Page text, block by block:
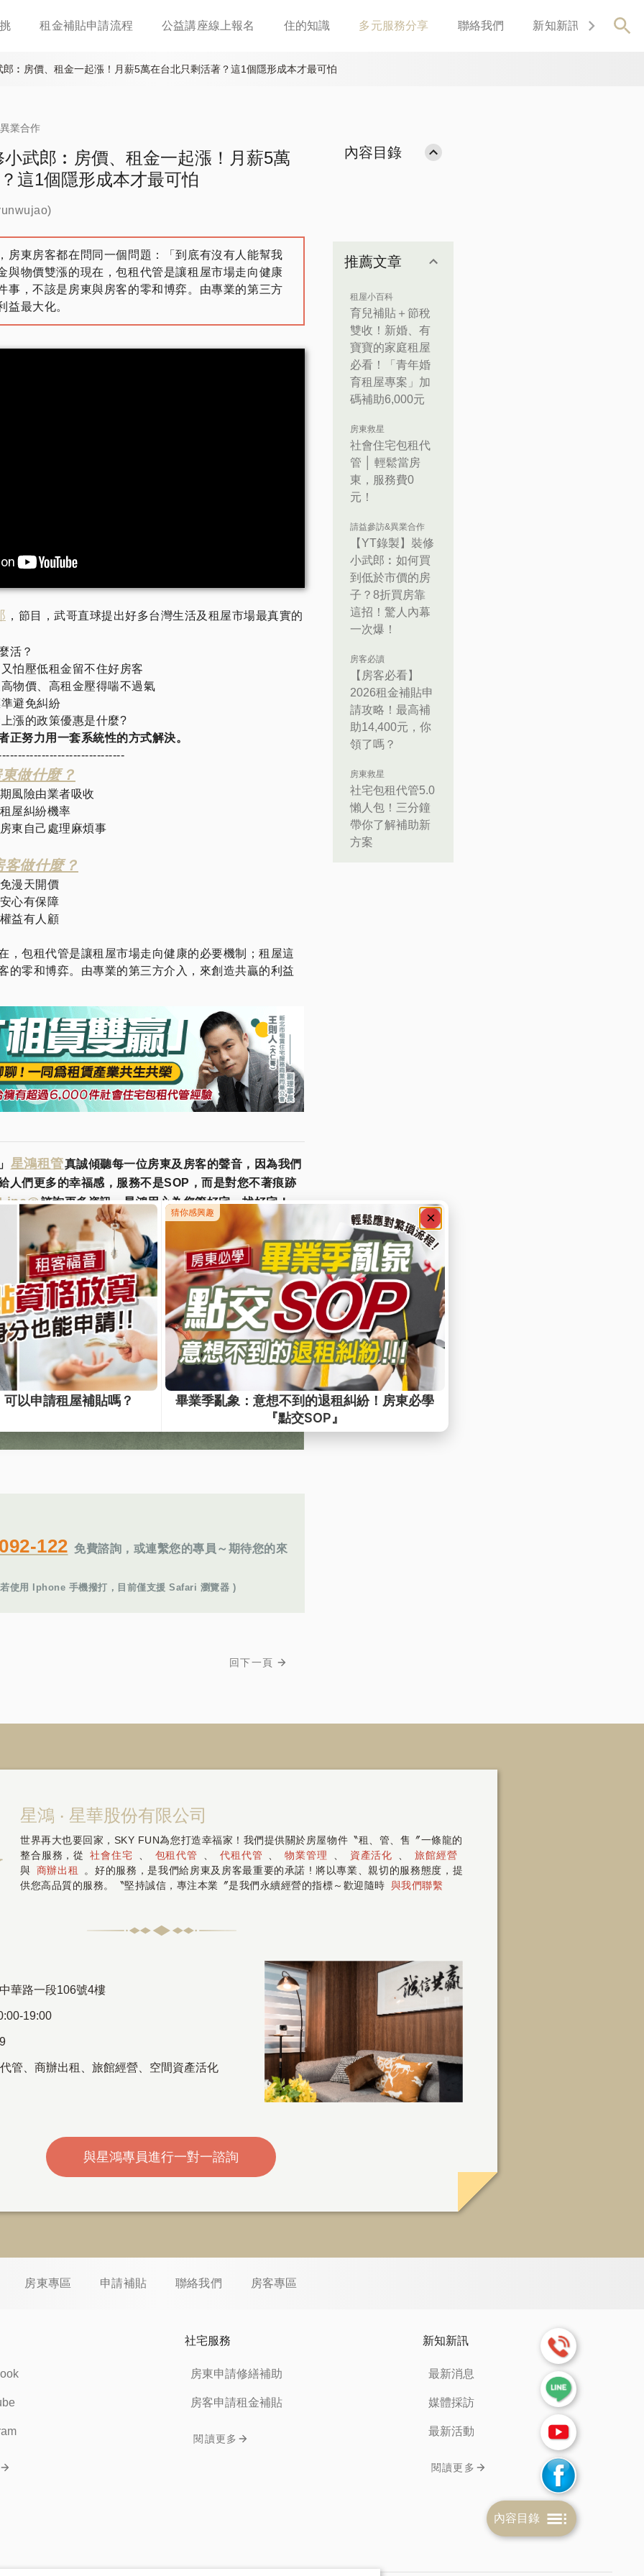
至
容
租金補貼申請流程 公益講座線上報名 住的知識 多元服務分享 聯絡我們 新知新訊 關於
︰房價、租金一起漲！月薪5萬在台北只剩活著？這1個隱形成本才最可怕
業合作
武郎︰房價、租金一起漲！月薪5萬
這1個隱形成本才最可怕
房東房客都在問同一個問題：「到底有沒有人能幫我
與物價雙漲的現在，包租代管是讓租屋市場走向健康
事，不該是房東與房客的零和博弈。由專業的第三方
益最大化。
，節目，武哥直球提出好多台灣生活及租屋市場最真實的
活？
怕壓低租金留不住好房客
物價、高租金壓得喘不過氣
避免糾紛
漲的政策優惠是什麼?
正努力用一套系統性的方式解決。
做什麼？
風險由業者吸收
屋糾紛機率
東自己處理麻煩事
做什麼？
漫天開價
心有保障
益有人顧
，包租代管是讓租屋市場走向健康的必要機制；租屋這
的零和博弈。由專業的第三方介入，來創造共贏的利益
星鴻租管真誠傾聽每一位房東及房客的聲音，因為我們
人們更多的幸福感，服務不是SOP，而是對您不著痕跡
諮詢更多資訊，星鴻用心為您管好宅，找好宅！
122 免費諮詢，或連繫您的專員～期待您的來
使用 Iphone 手機撥打，目前僅支援 Safari 瀏覽器 )
回下一頁
內容目錄
推薦文章
租屋小百科
育兒補貼＋節稅
雙收！新婚、有
寶寶的家庭租屋
必看！「青年婚
育租屋專案」加
碼補助6,000元
房東救星
社會住宅包租代
管 │ 輕鬆當房
東，服務費0
元！
請益參訪&異業合作
【YT錄製】裝修
小武郎︰如何買
到低於市價的房
子？8折買房靠
這招！驚人內幕
一次爆！
房客必讀
【房客必看】
2026租金補貼申
請攻略！最高補
助14,400元，你
領了嗎？
房東救星
社宅包租代管5.0
懶人包！三分鐘
帶你了解補助新
方案
星鴻 ‧ 星華股份有限公司
世界再大也要回家，SKY FUN為您打造幸福家！我們提供關於房屋物件〝租、管、售〞一條龍的
整合服務，從
社會住宅 、 包租代管 、 代租代管 、 物業管理 、 資產活化 、
旅館經營
與 商辦出租
。好的服務，是我們給房東及房客最重要的承諾 ! 將以專業、親切的服務態度，提
供您高品質的服務。〝堅持誠信，專注本業〞是我們永續經營的指標～歡迎隨時 與我們聯繫
華路一段106號4樓
19:00
管 商辦出租 旅館經營、空間資產活化
與星鴻專員進行一對一諮詢
房東專區 申請補貼 聯絡我們 房客專區
社宅服務
房東申請修繕補助
房客申請租金補貼
閱讀更多
新知新訊
最新消息
媒體採訪
最新活動
閱讀更多
內容目錄